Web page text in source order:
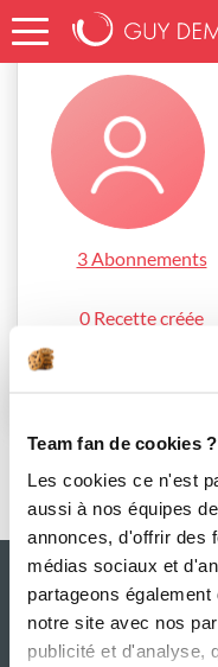
Team fan de cookies ?
Les cookies ce n'est
aussi à nos équipes
annonces, d'offrir des
médias sociaux et
partageons
notre site avec nos
publicité et d'analyse,
Accueil
3 Abonnements
0 Recette créée